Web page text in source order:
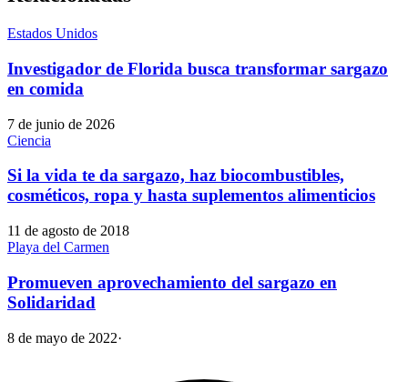
Estados Unidos
Investigador de Florida busca transformar sargazo
en comida
7 de junio de 2026
Ciencia
Si la vida te da sargazo, haz biocombustibles,
cosméticos, ropa y hasta suplementos alimenticios
11 de agosto de 2018
Playa del Carmen
Promueven aprovechamiento del sargazo en
Solidaridad
8 de mayo de 2022·